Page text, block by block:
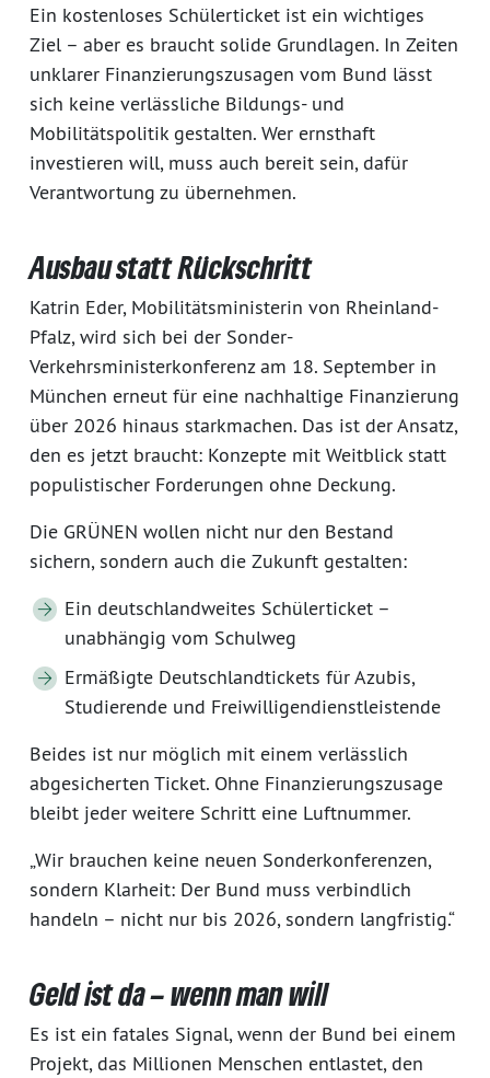
Ein kostenloses Schülerticket ist ein wichtiges
Ziel – aber es braucht solide Grundlagen. In Zeiten
unklarer Finanzierungszusagen vom Bund lässt
sich keine verlässliche Bildungs- und
Mobilitätspolitik gestalten. Wer ernsthaft
investieren will, muss auch bereit sein, dafür
Verantwortung zu übernehmen.
Ausbau statt Rückschritt
Katrin Eder, Mobilitätsministerin von Rheinland-
Pfalz, wird sich bei der Sonder-
Verkehrsministerkonferenz am 18. September in
München erneut für eine nachhaltige Finanzierung
über 2026 hinaus starkmachen. Das ist der Ansatz,
den es jetzt braucht: Konzepte mit Weitblick statt
populistischer Forderungen ohne Deckung.
Die GRÜNEN wollen nicht nur den Bestand
sichern, sondern auch die Zukunft gestalten:
Ein deutschlandweites Schülerticket –
unabhängig vom Schulweg
Ermäßigte Deutschlandtickets für Azubis,
Studierende und Freiwilligendienstleistende
Beides ist nur möglich mit einem verlässlich
abgesicherten Ticket. Ohne Finanzierungszusage
bleibt jeder weitere Schritt eine Luftnummer.
„Wir brauchen keine neuen Sonderkonferenzen,
sondern Klarheit: Der Bund muss verbindlich
handeln – nicht nur bis 2026, sondern langfristig.“
Geld ist da – wenn man will
Es ist ein fatales Signal, wenn der Bund bei einem
Projekt, das Millionen Menschen entlastet, den